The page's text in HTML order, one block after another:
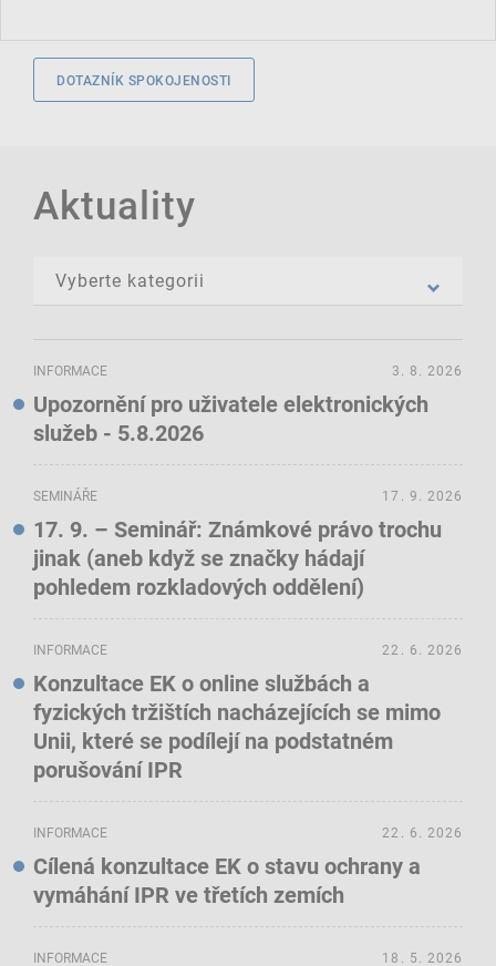
DOTAZNÍK SPOKOJENOSTI
Aktuality
INFORMACE
Upozornění pro uživatele elektronických
služeb - 5.8.2026
3. 8. 2026
SEMINÁŘE
17. 9. – Seminář: Známkové právo trochu
jinak (aneb když se značky hádají
pohledem rozkladových oddělení)
17. 9. 2026
INFORMACE
Konzultace EK o online službách a
fyzických tržištích nacházejících se mimo
Unii, které se podílejí na podstatném
porušování IPR
22. 6. 2026
INFORMACE
Cílená konzultace EK o stavu ochrany a
vymáhání IPR ve třetích zemích
22. 6. 2026
INFORMACE 18. 5. 2026